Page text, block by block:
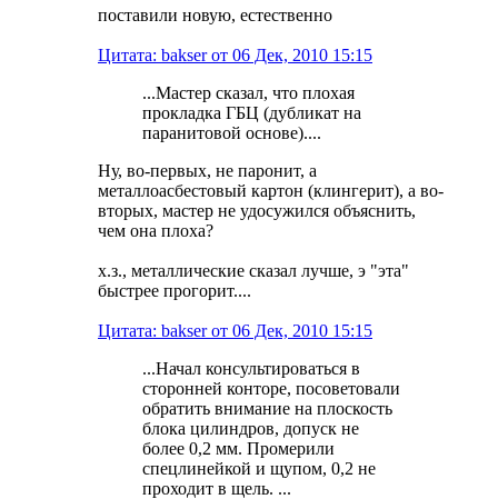
поставили новую, естественно
Цитата: bakser от 06 Дек, 2010 15:15
...Мастер сказал, что плохая
прокладка ГБЦ (дубликат на
паранитовой основе)....
Ну, во-первых, не паронит, а
металлоасбестовый картон (клингерит), а во-
вторых, мастер не удосужился объяснить,
чем она плоха?
х.з., металлические сказал лучше, э "эта"
быстрее прогорит....
Цитата: bakser от 06 Дек, 2010 15:15
...Начал консультироваться в
сторонней конторе, посоветовали
обратить внимание на плоскость
блока цилиндров, допуск не
более 0,2 мм. Промерили
спецлинейкой и щупом, 0,2 не
проходит в щель. ...